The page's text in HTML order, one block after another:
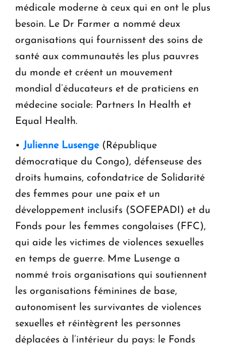
médicale moderne à ceux qui en ont le plus
besoin. Le Dr Farmer a nommé deux
organisations qui fournissent des soins de
santé aux communautés les plus pauvres
du monde et créent un mouvement
mondial d’éducateurs et de praticiens en
médecine sociale: Partners In Health et
Equal Health.
• Julienne Lusenge(République
démocratique du Congo), défenseuse des
droits humains, cofondatrice de Solidarité
des femmes pour une paix et un
développement inclusifs (SOFEPADI) et du
Fonds pour les femmes congolaises (FFC),
qui aide les victimes de violences sexuelles
en temps de guerre. Mme Lusenge a
nommé trois organisations qui soutiennent
les organisations féminines de base,
autonomisent les survivantes de violences
sexuelles et réintègrent les personnes
déplacées à l’intérieur du pays: le Fonds